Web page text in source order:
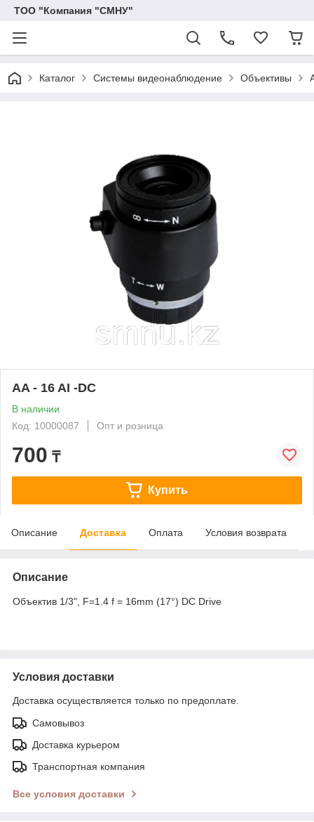
ТОО "Компания "СМНУ"
Каталог Системы видеонаблюдение Объективы
AA - 16 AI -DC
В наличии
Код: 10000087
Опт и розница
700 ₸
Купить
Описание Доставка Оплата Условия возврата
Описание
Объектив 1/3", F=1.4 f = 16mm (17°) DC Drive
Условия доставки
Доставка осуществляется только по предоплате.
Самовывоз
Доставка курьером
Транспортная компания
Все условия доставки